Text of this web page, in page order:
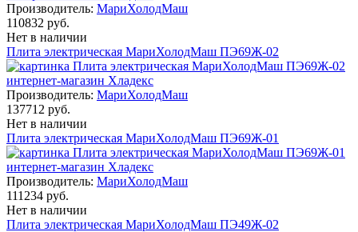
Производитель: МариХолодМаш
110832 руб.
Нет в наличии
Плита электрическая МариХолодМаш ПЭ69Ж-02
Производитель: МариХолодМаш
137712 руб.
Нет в наличии
Плита электрическая МариХолодМаш ПЭ69Ж-01
Производитель: МариХолодМаш
111234 руб.
Нет в наличии
Плита электрическая МариХолодМаш ПЭ49Ж-02